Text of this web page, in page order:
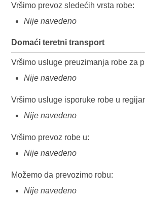
Vršimo prevoz sledećih vrsta robe:
Nije navedeno
Domaći teretni transport
Vršimo usluge preuzimanja robe za
Nije navedeno
Vršimo usluge isporuke robe u
Nije navedeno
Vršimo prevoz robe u:
Nije navedeno
Možemo da prevozimo robu:
Nije navedeno